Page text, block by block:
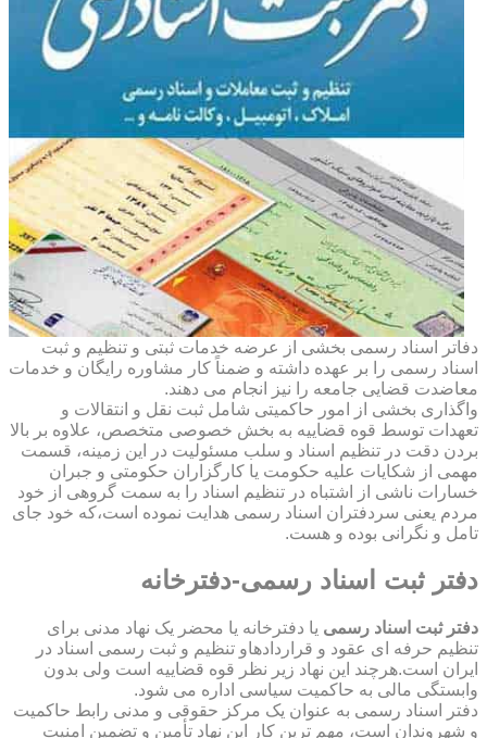
دفاتر اسناد رسمی بخشی از عرضه خدمات ثبتی و تنظیم و ثبت
اسناد رسمی را بر عهده داشته و ضمناً کار مشاوره رایگان و خدمات
معاضدت قضایی جامعه را نیز انجام می دهند.
واگذاری بخشی از امور حاکمیتی شامل ثبت نقل و انتقالات و
تعهدات توسط قوه قضاییه به بخش خصوصی متخصص، علاوه بر بالا
بردن دقت در تنظیم اسناد و سلب مسئولیت در این زمینه، قسمت
مهمی از شکایات علیه حکومت یا کارگزاران حکومتی و جبران
خسارات ناشی از اشتباه در تنظیم اسناد را به سمت گروهی از خود
مردم یعنی سردفتران اسناد رسمی هدایت نموده است،که خود جای
تامل و نگرانی بوده و هست.
دفتر ثبت اسناد رسمی-دفترخانه
دفتر ثبت اسناد رسمی یا دفترخانه یا محضر یک نهاد مدنی برای
تنظیم حرفه ای عقود و قراردادهاو تنظیم و ثبت رسمی اسناد در
ایران است.هرچند این نهاد زیر نظر قوه قضاییه است ولی بدون
وابستگی مالی به حاکمیت سیاسی اداره می شود.
دفتر اسناد رسمی به عنوان یک مرکز حقوقی و مدنی رابط حاکمیت
و شهروندان است، مهم ترین کار این نهاد تأمین و تضمین امنیت